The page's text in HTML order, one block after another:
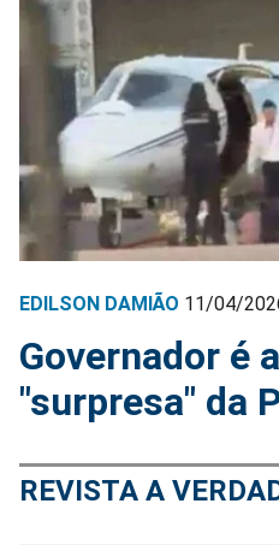
EDILSON DAMIÃO 11/04/
Governador é
"surpresa" da
REVISTA A